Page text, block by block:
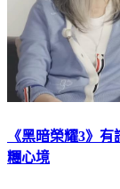
《黑暗榮耀3》
糰心境